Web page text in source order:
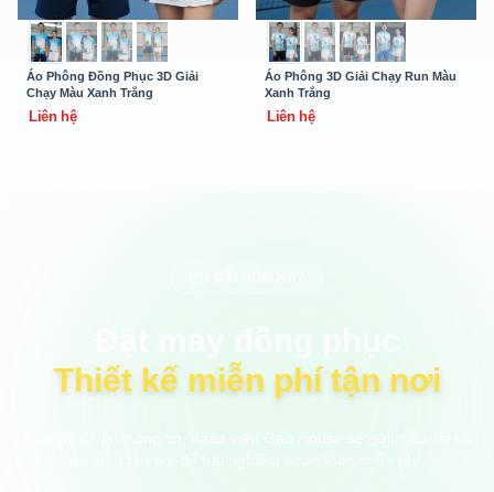
Áo Phông Đồng Phục 3D Giải
Chạy Màu Xanh Trắng
Liên hệ
Áo Phông 3D Giải Chạy Run Màu
Xanh Trắng
Liên hệ
Thiết kế miễn phí tận nơi